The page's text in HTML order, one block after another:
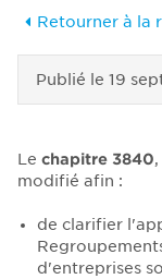
Retourner à la
Publié le 19
Le chapitre 3840
modifié afin :
de clarifier
d'entreprises